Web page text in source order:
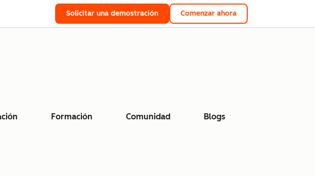
Solicitar una demostración Comenzar ahora
Formación Comunidad Blogs